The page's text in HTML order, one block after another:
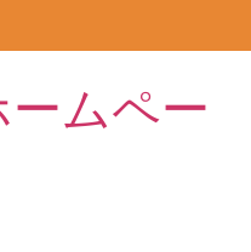
ムペー